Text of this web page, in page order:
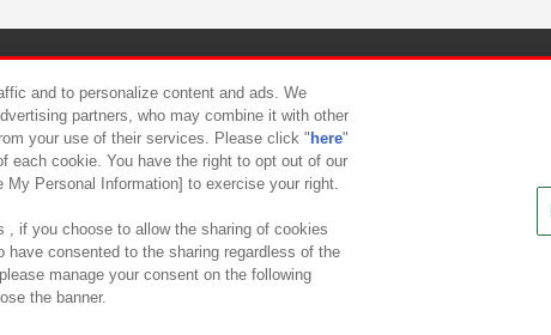
について カスタマーハラスメント対応方針
and to personalize content and ads. We
partners, who may combine it with other
your use of their services. Please click " here"
each cookie. You have the right to opt out of our
Personal Information] to exercise your right.
, if you choose to allow the sharing of cookies
have consented to the sharing regardless of the
manage your consent on the following
the banner.